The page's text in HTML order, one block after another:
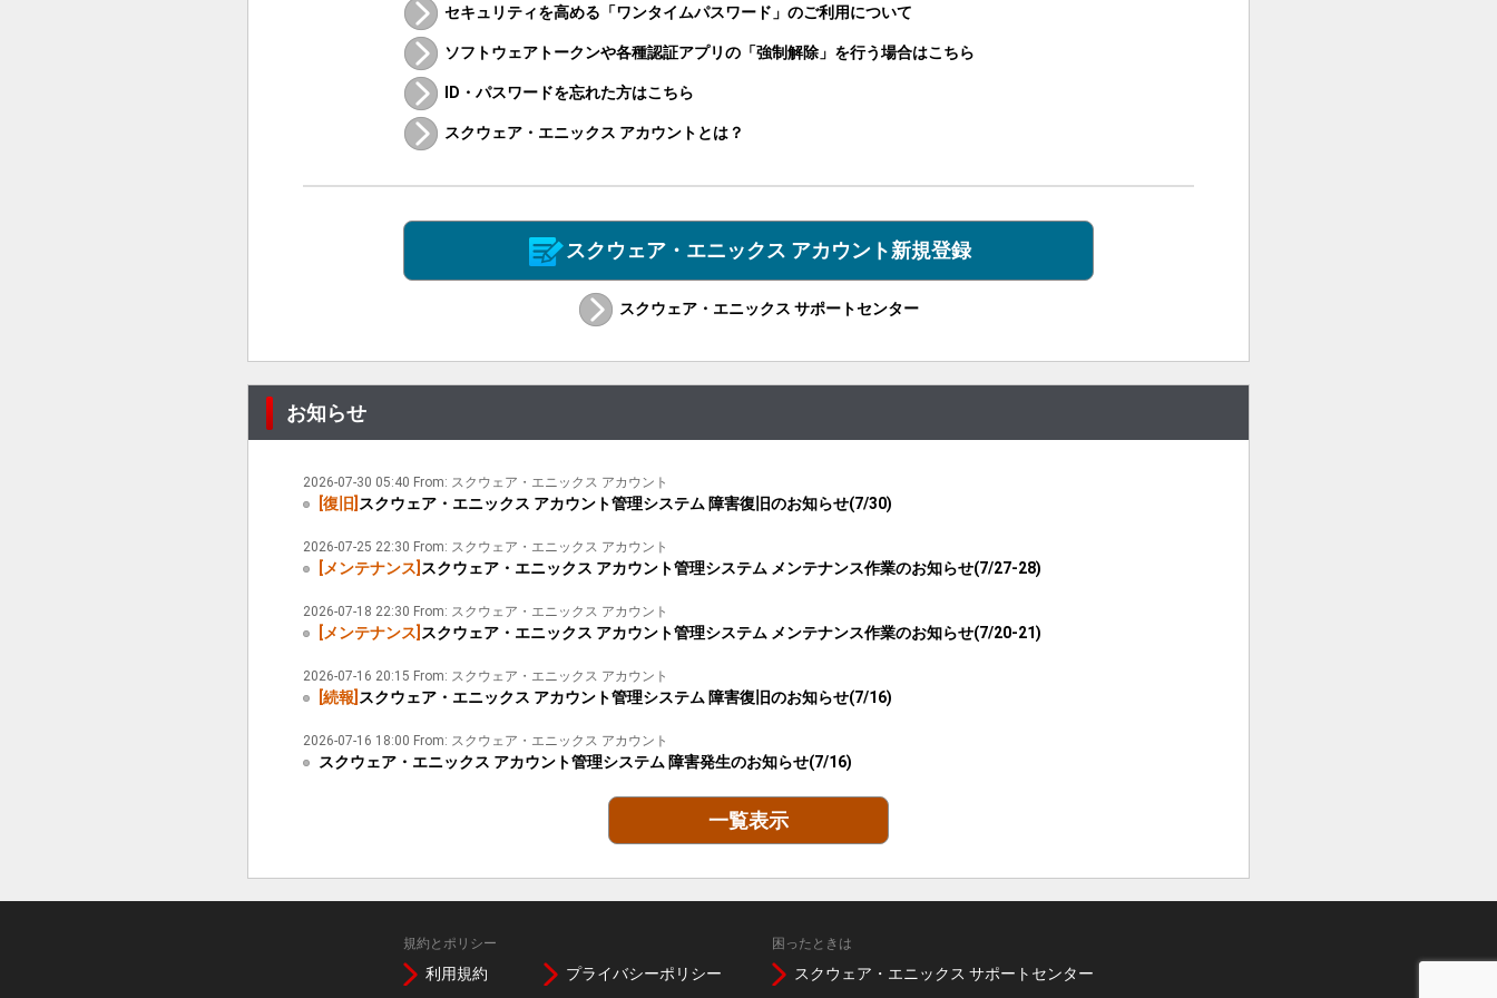
セキュリティを高める「ワンタイムパスワード」のご利用について
ソフトウェアトークンや各種認証アプリの「強制解除」を行う場合はこちら
ID・パスワードを忘れた方はこちら
スクウェア・エニックス アカウントとは？
スクウェア・エニックス アカウント新規登録
スクウェア・エニックス サポートセンター
お知らせ
2026-07-30 05:40 From: スクウェア・エニックス アカウント
[復旧] スクウェア・エニックス アカウント管理システム 障害復旧のお知らせ(7/30)
2026-07-25 22:30 From: スクウェア・エニックス アカウント
[メンテナンス] スクウェア・エニックス アカウント管理システム メンテナンス作業のお知らせ(7/27-28)
2026-07-18 22:30 From: スクウェア・エニックス アカウント
[メンテナンス] スクウェア・エニックス アカウント管理システム メンテナンス作業のお知らせ(7/20-21)
2026-07-16 20:15 From: スクウェア・エニックス アカウント
[続報] スクウェア・エニックス アカウント管理システム 障害復旧のお知らせ(7/16)
2026-07-16 18:00 From: スクウェア・エニックス アカウント
スクウェア・エニックス アカウント管理システム 障害発生のお知らせ(7/16)
一覧表示
規約とポリシー
利用規約 プライバシーポリシー
困ったときは
スクウェア・エニックス サポートセンター